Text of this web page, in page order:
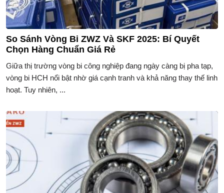
So Sánh Vòng Bi ZWZ Và SKF 2025: Bí Quyết
Chọn Hàng Chuẩn Giá Rẻ
Giữa thị trường vòng bi công nghiệp đang ngày càng bị pha tạp,
vòng bi HCH nổi bật nhờ giá cạnh tranh và khả năng thay thế linh
hoạt. Tuy nhiên, ...